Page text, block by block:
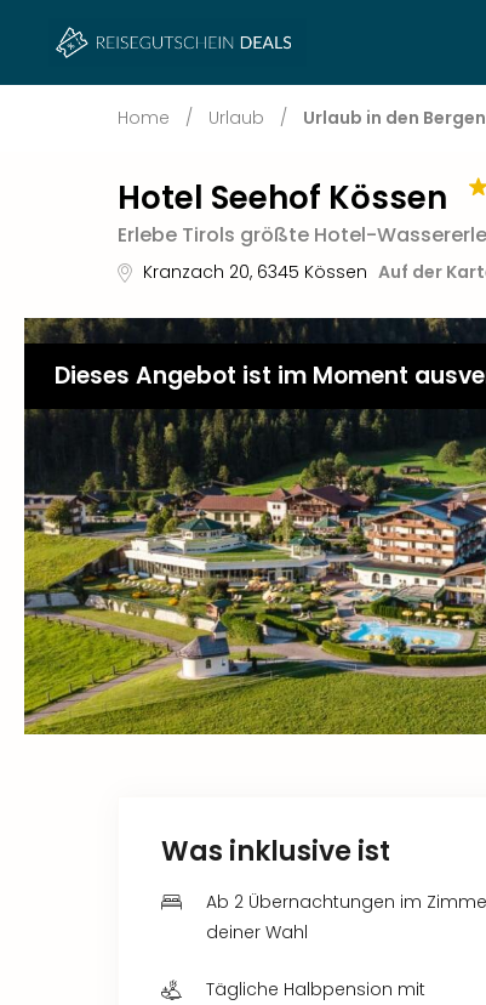
Home / Urlaub / Urlaub in den Bergen
Hotel Seehof Kössen
Erlebe Tirols größte Hotel-
Kranzach 20, 6345 Kössen Auf der
Dieses Angebot ist im Moment
Was inklusive ist
Ab 2 Übernachtungen im
deiner Wahl
Tägliche Halbpension mit